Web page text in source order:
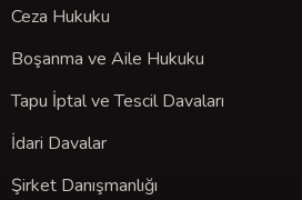
Ceza Hukuku
Boşanma ve Aile Hukuku
Tapu İptal ve Tescil Davaları
İdari Davalar
Şirket Danışmanlığı